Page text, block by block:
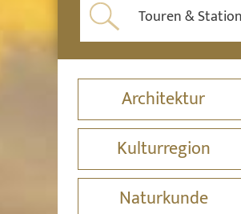
Architektur
Kulturregion
Naturkunde